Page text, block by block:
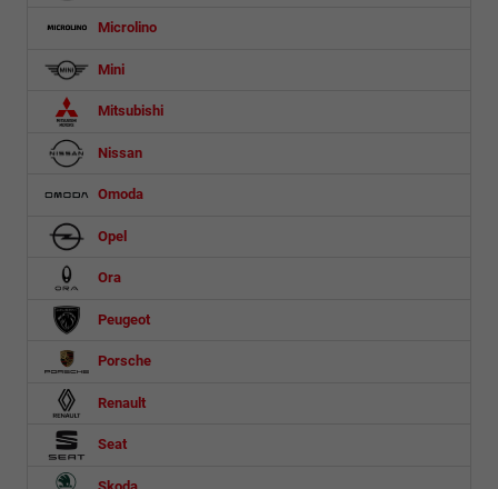
Microlino
Mini
Mitsubishi
Nissan
Omoda
Opel
Ora
Peugeot
Porsche
Renault
Seat